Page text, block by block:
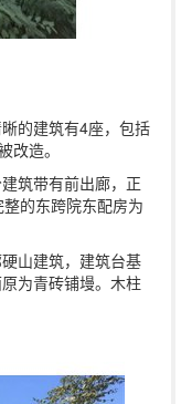
的建筑有4座，包括
改造。
筑带有前出廊，正
的东跨院东配房为
山建筑，建筑台基
为青砖铺墁。木柱